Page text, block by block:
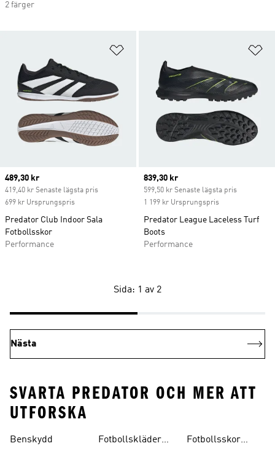
2 färger
Current price
489,30 kr
419,40 kr Senaste lägsta pris
699 kr Ursprungspris
Predator Club Indoor Sala
Fotbollsskor
Performance
Current price
839,30 kr
599,50 kr Senaste lägsta pris
1 199 kr Ursprungspris
Predator League Laceless Turf
Boots
Performance
Sida: 1 av 2
Nästa
SVARTA PREDATOR OCH MER ATT
UTFORSKA
Benskydd
Fotbollskläder
Fotbollsskor